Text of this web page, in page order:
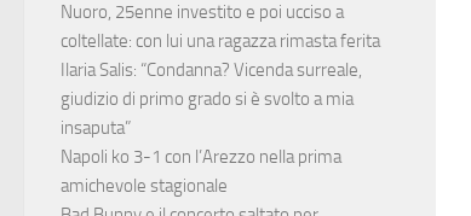
Nuoro, 25enne investito e poi ucciso a
coltellate: con lui una ragazza rimasta ferita
Ilaria Salis: “Condanna? Vicenda surreale,
giudizio di primo grado si è svolto a mia
insaputa”
Napoli ko 3-1 con l’Arezzo nella prima
amichevole stagionale